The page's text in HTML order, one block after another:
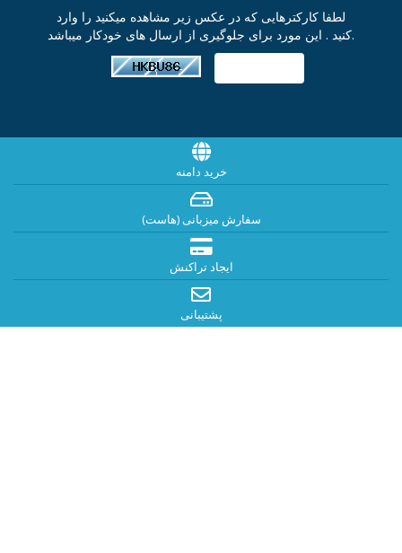
لطفا کارکترهایی که در عکس زیر مشاهده میکنید را وارد
کنید . این مورد برای جلوگیری از ارسال های خودکار میباشد.
خرید دامنه
سفارش میزبانی (هاست)
ایجاد تراکنش
پشتیبانی